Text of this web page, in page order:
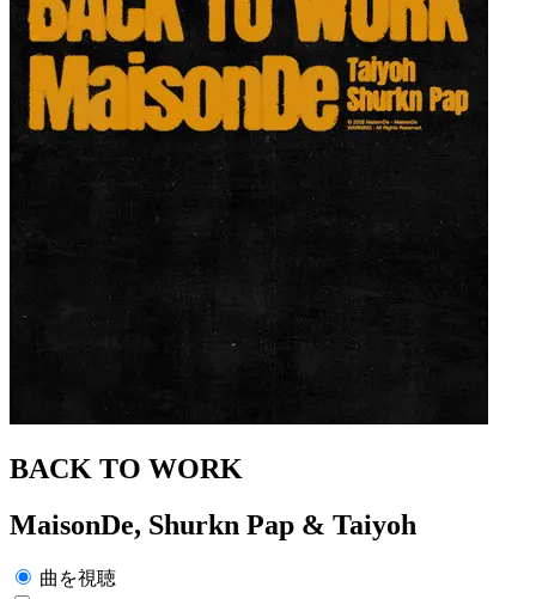
BACK TO WORK
MaisonDe, Shurkn Pap & Taiyoh
曲を視聴